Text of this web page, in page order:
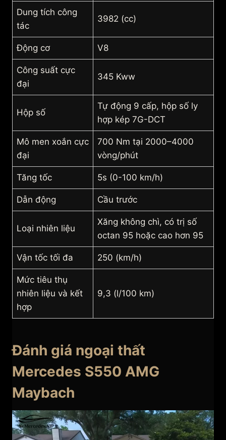
Dung tích công
tác
3982 (cc)
Động cơ V8
Công suất cực
đại
345 Kww
Hộp số
Tự động 9 cấp, hộp số ly
hợp kép 7G-DCT
Mô men xoắn cực
đại
700 Nm tại 2000–4000
vòng/phút
Tăng tốc 5s (0-100 km/h)
Dẫn động Cầu trước
Loại nhiên liệu
Xăng không chì, có trị số
octan 95 hoặc cao hơn 95
Vận tốc tối đa 250 (km/h)
Mức tiêu thụ
nhiên liệu và kết
hợp
9,3 (l/100 km)
Đánh giá ngoại thất
Mercedes S550 AMG
Maybach